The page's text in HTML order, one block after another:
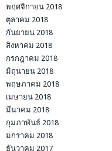
พฤศจิกายน 2018
ตุลาคม 2018
กันยายน 2018
สิงหาคม 2018
กรกฎาคม 2018
มิถุนายน 2018
พฤษภาคม 2018
เมษายน 2018
มีนาคม 2018
กุมภาพันธ์ 2018
มกราคม 2018
ธันวาคม 2017